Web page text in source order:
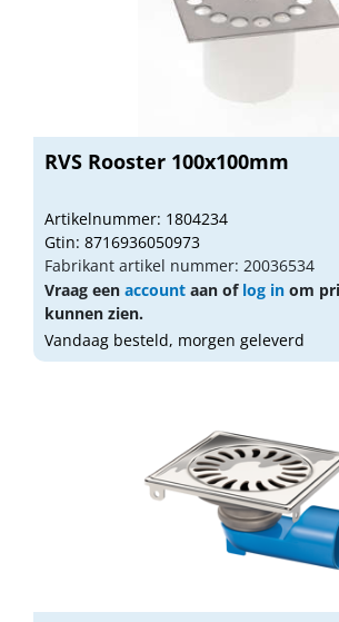
RVS Rooster 100x100mm
Artikelnummer: 1804234
Gtin: 8716936050973
Fabrikant artikel nummer: 20036534
Vraag een account aan of log in om
kunnen zien.
Vandaag besteld, morgen geleverd